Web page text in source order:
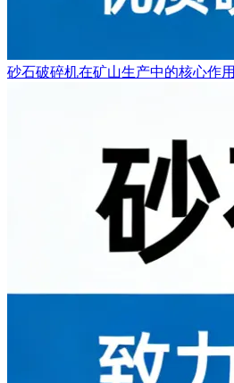
砂石破碎机在矿山生产中的核心作用